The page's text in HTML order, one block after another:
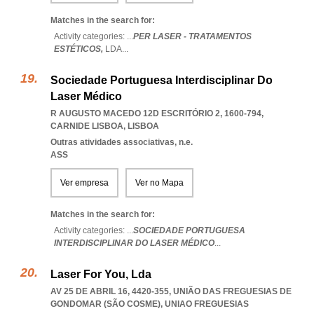
Matches in the search for:
Activity categories: ...PER LASER - TRATAMENTOS
ESTÉTICOS, LDA...
Sociedade Portuguesa Interdisciplinar Do
Laser Médico
R AUGUSTO MACEDO 12D ESCRITÓRIO 2, 1600-794,
CARNIDE LISBOA, LISBOA
Outras atividades associativas, n.e.
ASS
Ver empresa Ver no Mapa
Matches in the search for:
Activity categories: ...SOCIEDADE PORTUGUESA
INTERDISCIPLINAR DO LASER MÉDICO...
Laser For You, Lda
AV 25 DE ABRIL 16, 4420-355, UNIÃO DAS FREGUESIAS DE
GONDOMAR (SÃO COSME), UNIAO FREGUESIAS